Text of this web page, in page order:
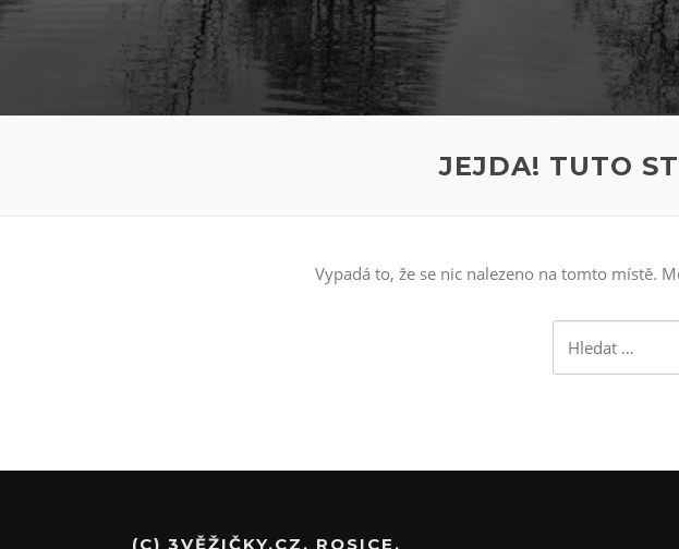
JEJDA! TUTO
Vypadá to, že se nic nalezeno na tomto místě.
(C) 3VĚŽIČKY.CZ, ROSICE,